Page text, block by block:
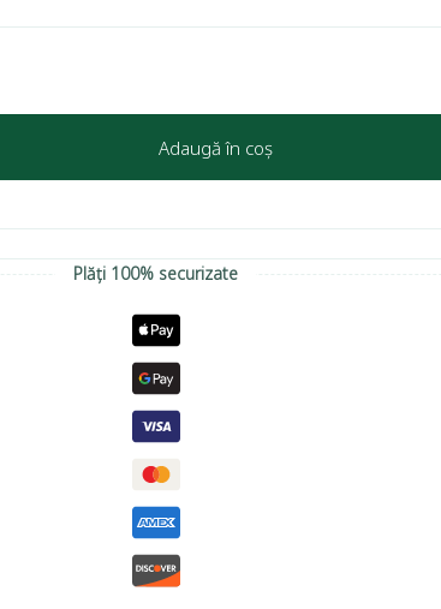
Adaugă în coș
Plăți 100% securizate